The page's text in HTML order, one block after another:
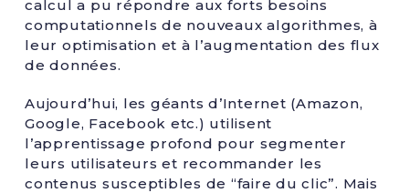
calcul a pu répondre aux forts besoins
computationnels de nouveaux algorithmes, à
leur optimisation et à l’augmentation des flux
de données.
Aujourd’hui, les géants d’Internet (Amazon,
Google, Facebook etc.) utilisent
l’apprentissage profond pour segmenter
leurs utilisateurs et recommander les
contenus susceptibles de “faire du clic”. Mais